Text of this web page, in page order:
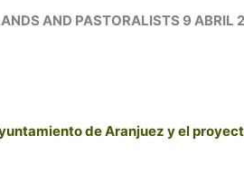
AND PASTORALISTS 9
de Aranjuez y el